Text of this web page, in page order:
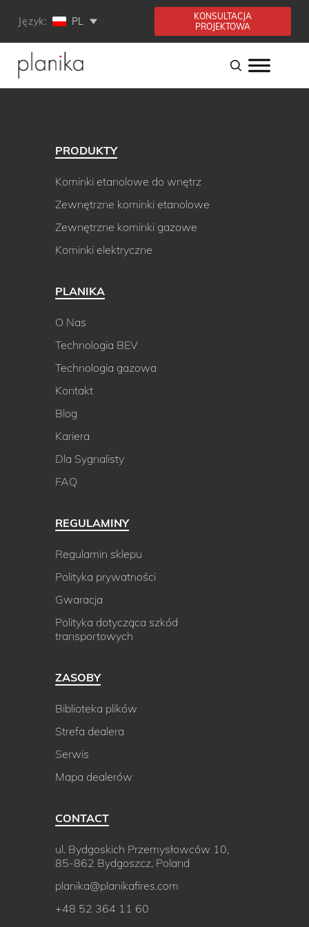
Język: PL
KONSULTACJA
PROJEKTOWA
PRODUKTY
Kominki etanolowe do wnętrz
Zewnętrzne kominki etanolowe
Zewnętrzne kominki gazowe
Kominki elektryczne
PLANIKA
O Nas
Technologia BEV
Technologia gazowa
Kontakt
Blog
Kariera
Dla Sygnalisty
FAQ
REGULAMINY
Regulamin sklepu
Polityka prywatności
Gwaracja
Polityka dotycząca szkód
transportowych
ZASOBY
Biblioteka plików
Strefa dealera
Serwis
Mapa dealerów
CONTACT
ul. Bydgoskich Przemysłowców 10,
85-862 Bydgoszcz, Poland
planika@planikafires.com
+48 52 364 11 60